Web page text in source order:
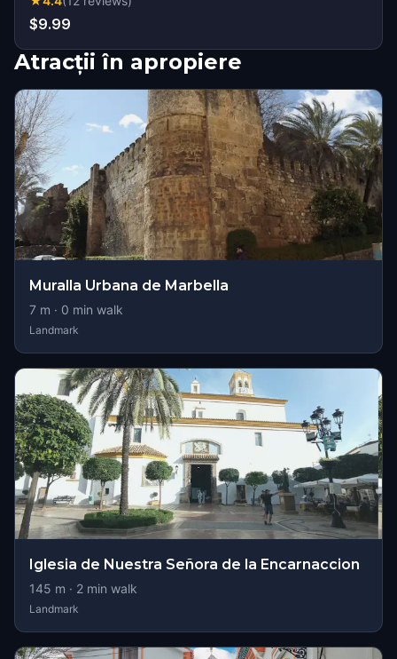
$9.99
Atracții în apropiere
Muralla Urbana de Marbella
7 m · 0 min walk
Landmark
Iglesia de Nuestra Señora de la Encarnaccion
145 m · 2 min walk
Landmark